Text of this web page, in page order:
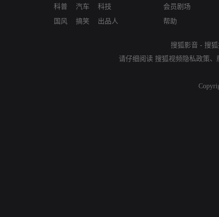
科普
国风
汽车
搞笑
科技
出品人
会员剧场
帮助
搜狐影音 - 搜
请仔细阅读 搜狐视频隐私政策、